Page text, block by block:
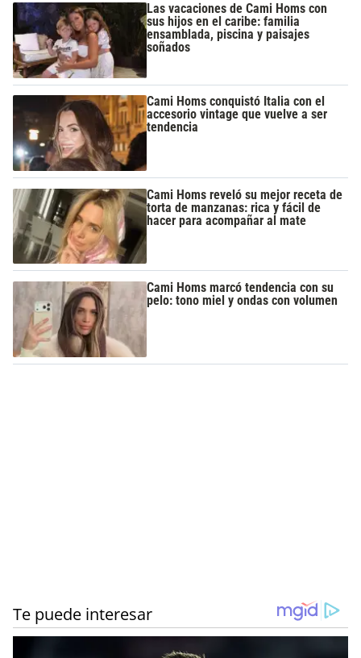
Las vacaciones de Cami Homs con
sus hijos en el caribe: familia
ensamblada, piscina y paisajes
soñados
Cami Homs conquistó Italia con el
accesorio vintage que vuelve a ser
tendencia
Cami Homs reveló su mejor receta de
torta de manzanas: rica y fácil de
hacer para acompañar al mate
Cami Homs marcó tendencia con su
pelo: tono miel y ondas con volumen